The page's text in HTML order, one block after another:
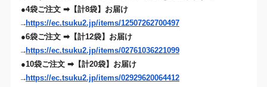
●4袋ご注文 ➡ 【計8袋】お届け
→https://ec.tsuku2.jp/items/12507262700497
●6袋ご注文 ➡ 【計12袋】お届け
→https://ec.tsuku2.jp/items/02761036221099
●10袋ご注文 ➡ 【計20袋】お届け
→https://ec.tsuku2.jp/items/02929620064412